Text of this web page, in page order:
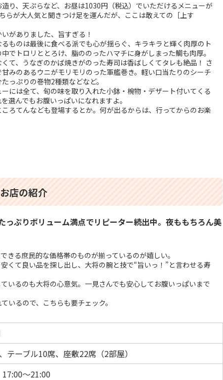
り、天ぷらなど、お昼は1030円（税込）でいただけるメニューが
らが大人気と聞きつけ足を運んだが、ここは敢えての［上す
がありました、旨すぎる！
ものは最後に食べる派でも心が揺らぐ、キラキラと輝く肉厚のト
でトロリととろけ、脂ののったハマチに身がしまった鯛も肉厚。
て、うなぎのかば焼きがのった寿司は香ばしくてタレも絶品！ さ
甘みのあるウニがモリモリのった軍艦巻き。軽い口当たりのシーチ
っぷりの巻物2種類などなど。
には全て、旬の味を取り入れた小鉢・椀物・デザート付いてくる
選んでもお腹いっぱいになれますよ。
ろてんなども登場するとか。何が出るからは、行ってからのお楽
お店の紹介
ぷりボリューム満点でリピーター続出中。夜ももちろん美
きる庶民的な価格帯のものが揃っているのが嬉しい。
くて良い品を探し出し、大将の腕と技で“旨いっ！”と言わせる寿
いるのも大将の心意気。一見さんでも安心してお腹いっぱいまで
いるので、こちらも要チェック。
テーブル10席、座敷22席（2部屋）
～21:00